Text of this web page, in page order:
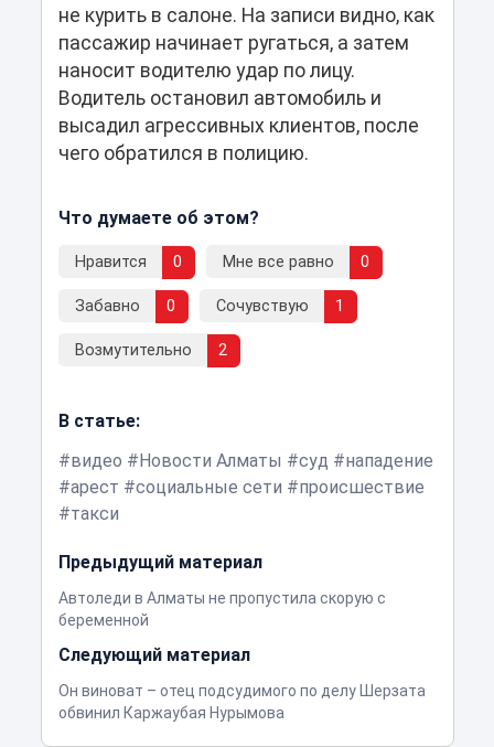
не курить в салоне. На записи видно, как
пассажир начинает ругаться, а затем
наносит водителю удар по лицу.
Водитель остановил автомобиль и
высадил агрессивных клиентов, после
чего обратился в полицию.
Что думаете об этом?
Нравится 0 Мне все равно 0
Забавно 0 Сочувствую 1
Возмутительно 2
В статье:
видео
Новости Алматы суд
нападение
арест
социальные сети
происшествие
такси
Предыдущий материал
Автоледи в Алматы не пропустила скорую с
беременной
Следующий материал
Он виноват – отец подсудимого по делу Шерзата
обвинил Каржаубая Нурымова